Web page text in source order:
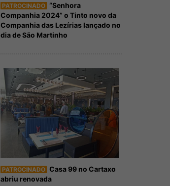
PATROCINADO “Senhora
Companhia 2024” o Tinto novo da
Companhia das Lezírias lançado no
dia de São Martinho
PATROCINADO Casa 99 no Cartaxo
abriu renovada